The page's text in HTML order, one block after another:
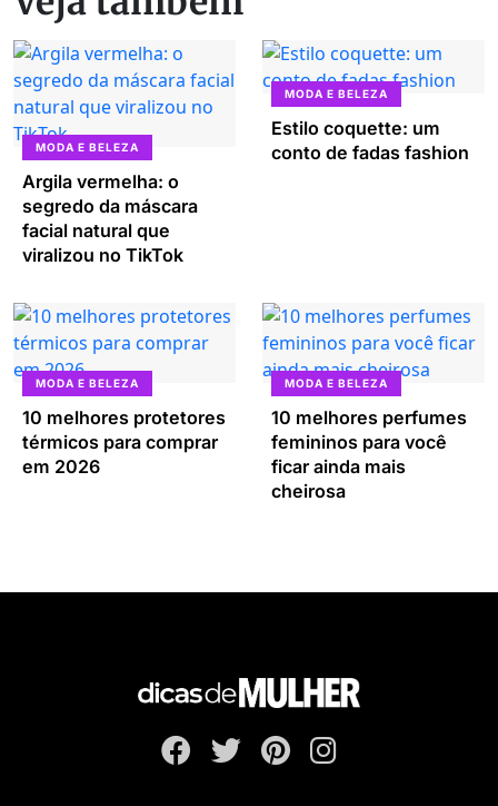
MODA E BELEZA
Argila vermelha: o
segredo da máscara
facial natural que
viralizou no TikTok
MODA E BELEZA
Estilo coquette: um
conto de fadas fashion
MODA E BELEZA
10 melhores protetores
térmicos para comprar
em 2026
MODA E BELEZA
10 melhores perfumes
femininos para você
ficar ainda mais
cheirosa